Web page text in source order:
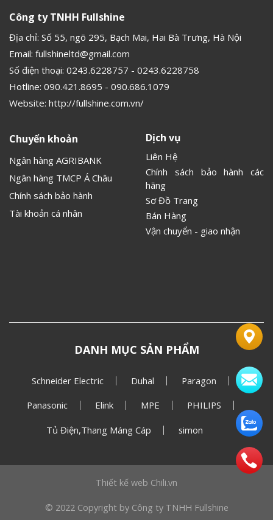
Công ty TNHH Fullshine
Địa chỉ: Số 55, ngõ 295, Bạch Mai, Hai Bà Trưng, Hà Nội
Email: fullshineltd@gmail.com
Số điện thoại: 0243.6228757 - 0243.6228758
Hotline: 090.421.8695 - 090.686.1079
Website: http://fullshine.com.vn/
Chuyển khoản
Ngân hàng AGRIBANK
Ngân hàng TMCP Á Châu
Chính sách bảo hành
Tài khoản cá nhân
Dịch vụ
Liên Hệ
Chính sách bảo hành các
hãng
Sơ Đồ Trang
Bán Hàng
Vận chuyển - giao nhận
DANH MỤC SẢN PHẨM
Schneider Electric Duhal Paragon
Panasonic Elink MPE PHILIPS
Tủ Điện,Thang Máng Cáp simon
Thiết kế web Chili.vn
© 2022 Copyright by Công ty TNHH Fullshine